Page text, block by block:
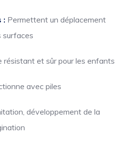
: Permettent un déplacement
surfaces
résistant et sûr pour les enfants
avec piles
développement de la